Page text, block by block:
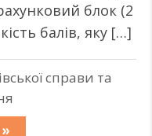
блок (2
балів, яку […]
справи та